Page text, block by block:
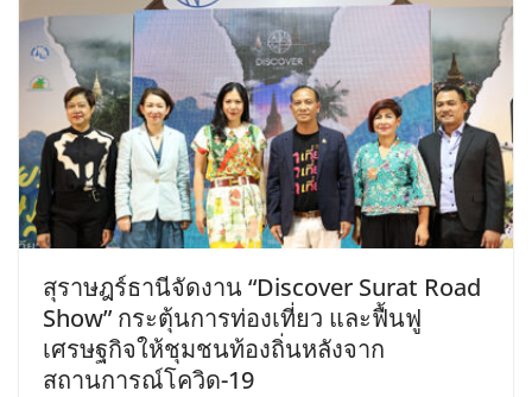
สุราษฎร์ธานีจัดงาน “Discover Surat Road
Show” กระตุ้นการท่องเที่ยว และฟื้นฟู
เศรษฐกิจให้ชุมชนท้องถิ่นหลังจาก
สถานการณ์โควิด-19